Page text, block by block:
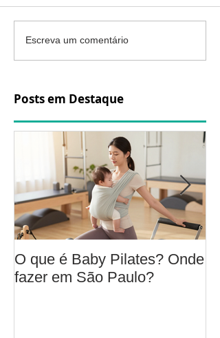
Escreva um comentário
Posts em Destaque
O que é Baby Pilates? Onde
fazer em São Paulo?